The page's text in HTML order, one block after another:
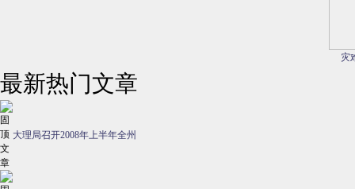
灾
最新热门文章
大理局召开2008年上半年全州